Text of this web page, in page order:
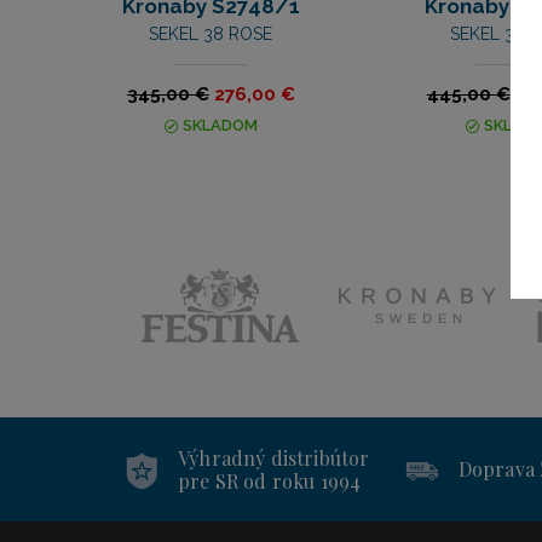
Kronaby S2748/1
SEKEL 38 ROSE
345,00 € 276,00 €
SKLADOM
Kronaby
SEKEL 38
445,00 €
Výhradný distribútor
pre SR od roku 1994
Doprava